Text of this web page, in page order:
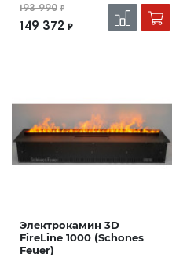
193 990 ₽
149 372 ₽
Электрокамин 3D
FireLine 1000 (Schones
Feuer)